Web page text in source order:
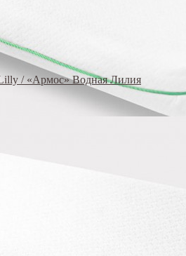
/ «Армос» Водная Лилия